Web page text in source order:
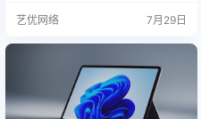
号，我们为您下载。 QQ/微信：33
艺优网络 7月29日